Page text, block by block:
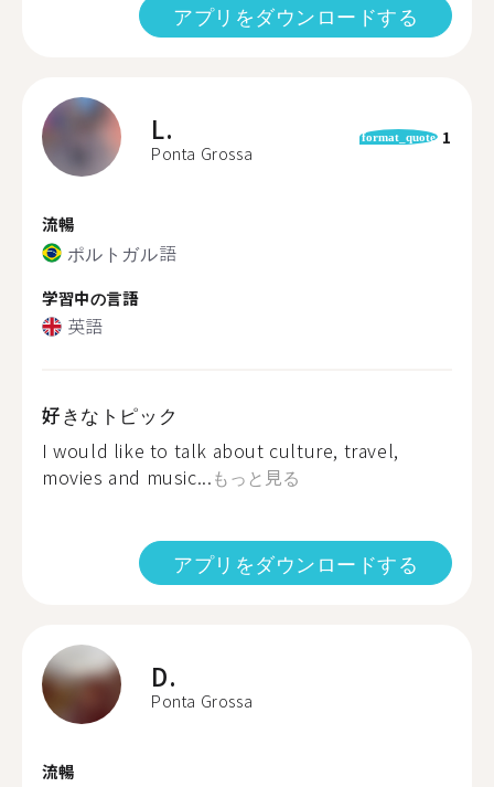
アプリをダウンロードする
L.
Ponta Grossa
format_quote 1
流暢
ポルトガル語
学習中の言語
英語
好きなトピック
I would like to talk about culture, travel,
movies and music...もっと見る
アプリをダウンロードする
D.
Ponta Grossa
流暢